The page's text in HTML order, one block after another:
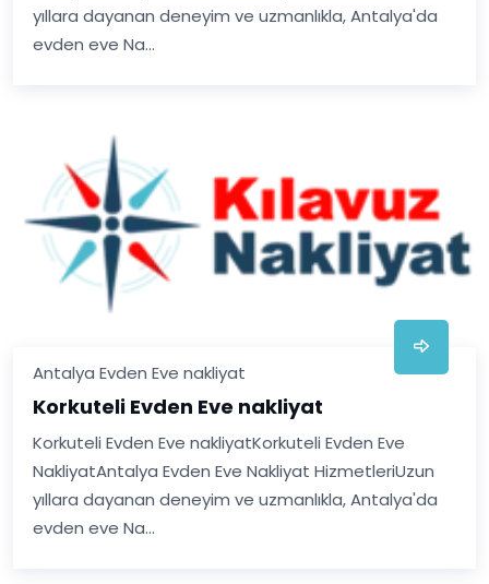
yıllara dayanan deneyim ve uzmanlıkla, Antalya'da
evden eve Na...
Antalya Evden Eve nakliyat
Korkuteli Evden Eve nakliyat
Korkuteli Evden Eve nakliyatKorkuteli Evden Eve
NakliyatAntalya Evden Eve Nakliyat HizmetleriUzun
yıllara dayanan deneyim ve uzmanlıkla, Antalya'da
evden eve Na...